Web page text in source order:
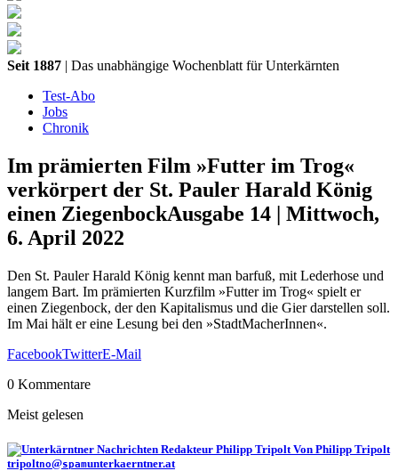
Seit 1887 | Das unabhängige Wochenblatt für Unterkärnten
Test-Abo
Jobs
Chronik
Im prämierten Film »Futter im Trog«
verkörpert der St. Pauler Harald König
einen ZiegenbockAusgabe 14 | Mittwoch,
6. April 2022
Den St. Pauler Harald König kennt man barfuß, mit Lederhose und
langem Bart. Im prämierten Kurzfilm »Futter im Trog« spielt er
einen Ziegenbock, der den Kapitalismus und die Gier darstellen soll.
Im Mai hält er eine Lesung bei den »StadtMacherInnen«.
FacebookTwitterE-Mail
0 Kommentare
Meist gelesen
Von Philipp Tripolt
tripoltno@spamunterkaerntner.at